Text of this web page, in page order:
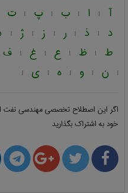
آ | ا | ب | پ | ت
د | ذ | ر | ز | ژ |
ط | ظ | ع | غ | ف
| ن | و | ه | ی |
اگر این اصطلاح تخصصیمهندسی نفت
خود به اشتراک بگذارید